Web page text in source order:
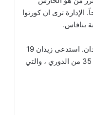
ترى ان كورتوا
بنافاس.
اليوم ، يأمل كورتوا أن يلعب أخيرًا مع زيدان. استدعى زيدان 19
لاعباً لهذه المباراة التي تقام في الجولة 35 من الدوري ، والتي